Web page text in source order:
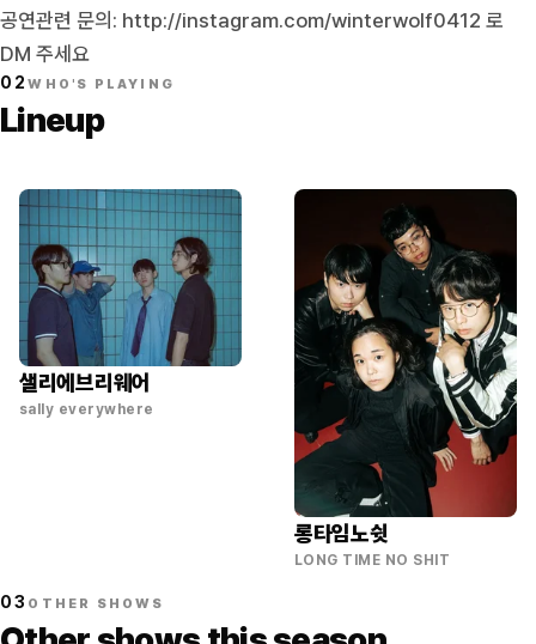
공연관련 문의: http://instagram.com/winterwolf0412 로
DM 주세요
02WHO'S PLAYING
Lineup
샐리에브리웨어
sally everywhere
롱타임노쉿
LONG TIME NO SHIT
03 OTHER SHOWS